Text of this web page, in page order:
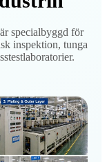
specialbyggd för
inspektion, tunga